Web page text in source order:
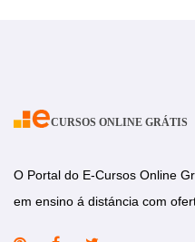
CURSOS ONLINE GRÁTIS
O Portal do E-Cursos Online
em ensino á distáncia com